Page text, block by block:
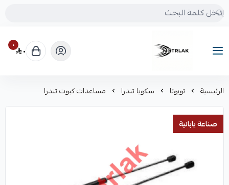
Motrlak
٠ ٠
الرئيسية تويوتا سكويا تندرا مساعدات كبوت تندرا
صناعة يابانية